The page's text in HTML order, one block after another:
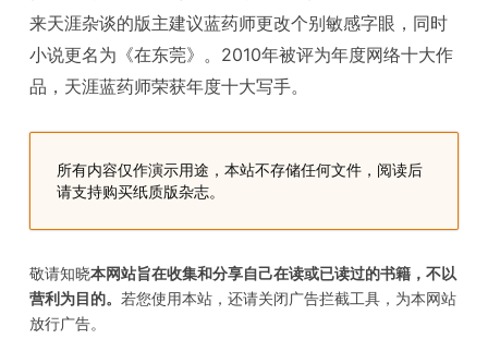
来天涯杂谈的版主建议蓝药师更改个别敏感字眼，同时
小说更名为《在东莞》。2010年被评为年度网络十大作
品，天涯蓝药师荣获年度十大写手。
所有内容仅作演示用途，本站不存储任何文件，阅读后
请支持购买纸质版杂志。
敬请知晓本网站旨在收集和分享自己在读或已读过的书籍，不以
营利为目的。若您使用本站，还请关闭广告拦截工具，为本网站
放行广告。